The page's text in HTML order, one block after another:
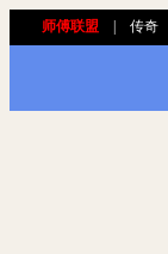
师傅联盟 传奇